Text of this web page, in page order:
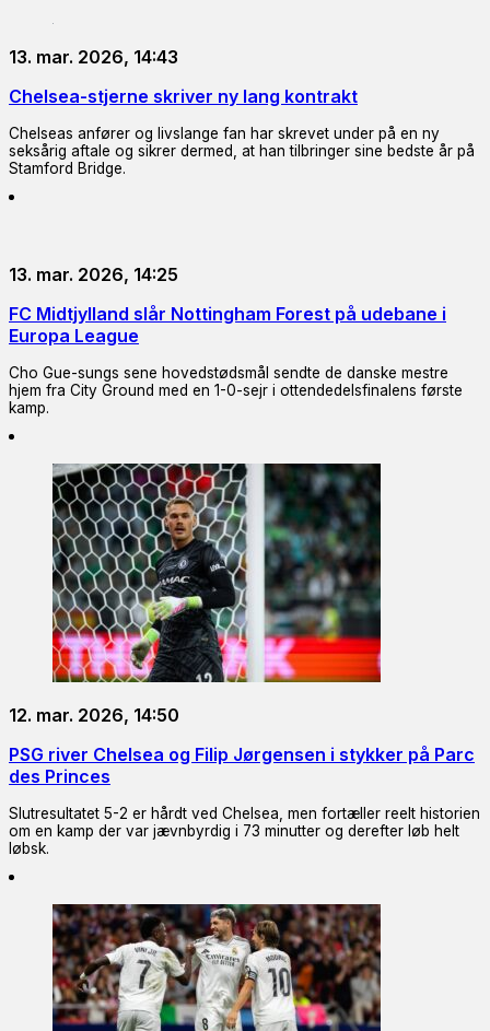
13. mar. 2026, 14:43
Chelsea-stjerne skriver ny lang kontrakt
Chelseas anfører og livslange fan har skrevet under på en ny
seksårig aftale og sikrer dermed, at han tilbringer sine bedste år på
Stamford Bridge.
13. mar. 2026, 14:25
FC Midtjylland slår Nottingham Forest på udebane i
Europa League
Cho Gue-sungs sene hovedstødsmål sendte de danske mestre
hjem fra City Ground med en 1-0-sejr i ottendedelsfinalens første
kamp.
12. mar. 2026, 14:50
PSG river Chelsea og Filip Jørgensen i stykker på Parc
des Princes
Slutresultatet 5-2 er hårdt ved Chelsea, men fortæller reelt historien
om en kamp der var jævnbyrdig i 73 minutter og derefter løb helt
løbsk.